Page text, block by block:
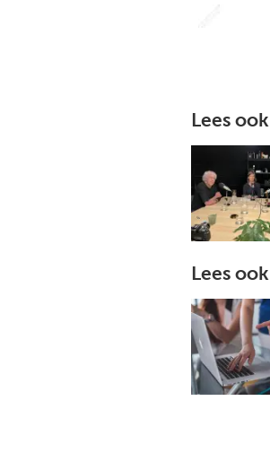
Lees ook
Lees ook